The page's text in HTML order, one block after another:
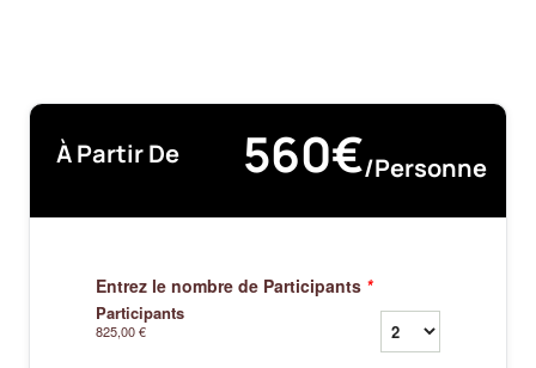
À Partir De 560€/personne